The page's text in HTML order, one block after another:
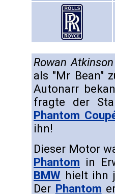
Rowan Atkinson
als "Mr Bean"
Autonarr
fragte der
Phantom
ihn!
Dieser Motor
Phantom in
BMW hielt ihn
Der Phantom